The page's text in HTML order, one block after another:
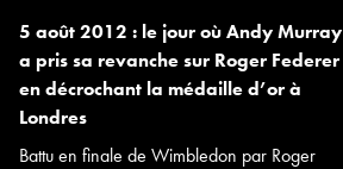
5 août 2012 : le jour où Andy Murray
a pris sa revanche sur Roger Federer
en décrochant la médaille d’or à
Londres
Battu en finale de Wimbledon par Roger